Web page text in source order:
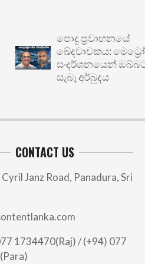
පොදු ප්‍රවාහනයේ
ඛේදවාචකය: මෙට්‍රෝ බස්
සංදර්ශනයෙන් ඔබ්බට ගිය
සැබෑ අර්බුදය
CONTACT US
Janz Road, Panadura, Sri
1734470(Raj) / (+94) 077